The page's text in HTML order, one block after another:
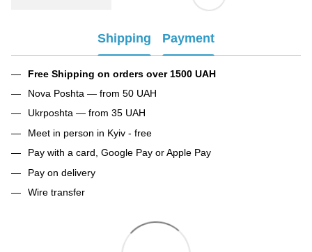
Shipping Payment
Free Shipping on orders over 1500 UAH
Nova Poshta — from 50 UAH
Ukrposhta — from 35 UAH
Meet in person in Kyiv - free
Pay with a card, Google Pay or Apple Pay
Pay on delivery
Wire transfer